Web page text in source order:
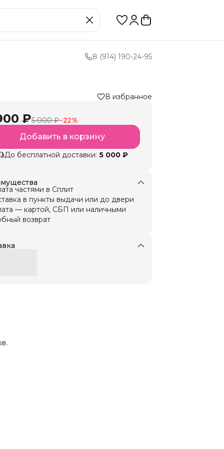
8 (914) 190-24-95
В избранное
₽5 000 ₽−22%
Добавить в корзину
До бесплатной доставки: 5 000 ₽
частями в Сплит
в пункты выдачи или до двери
— картой, СБП или наличными
возврат